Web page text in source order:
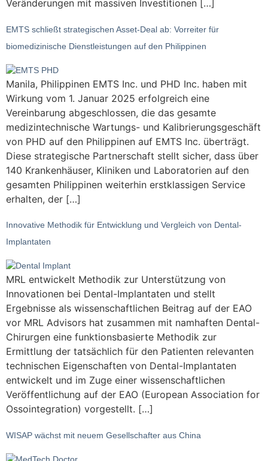
Veränderungen mit massiven Investitionen […]
EMTS schließt strategischen Asset-Deal ab: Vorreiter für
biomedizinische Dienstleistungen auf den Philippinen
Manila, Philippinen EMTS Inc. und PHD Inc. haben mit
Wirkung vom 1. Januar 2025 erfolgreich eine
Vereinbarung abgeschlossen, die das gesamte
medizintechnische Wartungs- und Kalibrierungsgeschäft
von PHD auf den Philippinen auf EMTS Inc. überträgt.
Diese strategische Partnerschaft stellt sicher, dass über
140 Krankenhäuser, Kliniken und Laboratorien auf den
gesamten Philippinen weiterhin erstklassigen Service
erhalten, der […]
Innovative Methodik für Entwicklung und Vergleich von Dental-
Implantaten
MRL entwickelt Methodik zur Unterstützung von
Innovationen bei Dental-Implantaten und stellt
Ergebnisse als wissenschaftlichen Beitrag auf der EAO
vor MRL Advisors hat zusammen mit namhaften Dental-
Chirurgen eine funktionsbasierte Methodik zur
Ermittlung der tatsächlich für den Patienten relevanten
technischen Eigenschaften von Dental-Implantaten
entwickelt und im Zuge einer wissenschaftlichen
Veröffentlichung auf der EAO (European Association for
Ossointegration) vorgestellt. […]
WISAP wächst mit neuem Gesellschafter aus China